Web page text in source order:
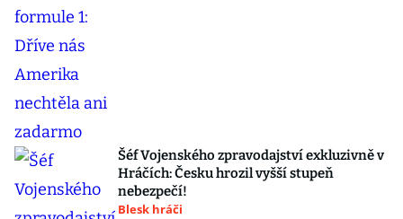
Šéf Vojenského zpravodajství exkluzivně v
Hráčích: Česku hrozil vyšší stupeň
nebezpečí!
Blesk hráči